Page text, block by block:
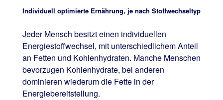
Individuell optimierte Ernährung, je nach Stoffwechseltyp
Jeder Mensch besitzt einen individuellen
Energiestoffwechsel, mit unterschiedlichem Anteil
an Fetten und Kohlenhydraten. Manche Menschen
bevorzugen Kohlenhydrate, bei anderen
dominieren wiederum die Fette in der
Energiebereitstellung.